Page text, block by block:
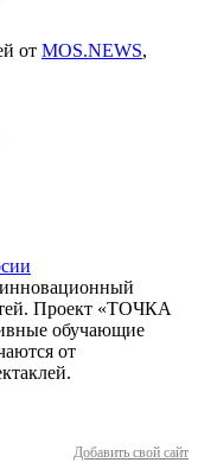
от MOS.NEWS,
Проект «ТОЧКА
обучающие
от
Добавить свой сайт